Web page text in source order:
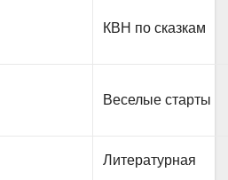
КВН по сказкам
Веселые старты
Литературная